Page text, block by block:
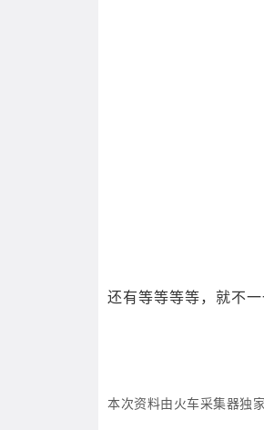
还有等等等等，就不
本次资料由火车采集器独